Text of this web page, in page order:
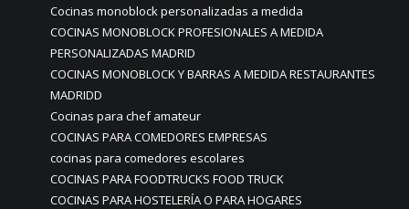
Cocinas monoblock personalizadas a medida
COCINAS MONOBLOCK PROFESIONALES A MEDIDA
PERSONALIZADAS MADRID
COCINAS MONOBLOCK Y BARRAS A MEDIDA RESTAURANTES
MADRIDD
Cocinas para chef amateur
COCINAS PARA COMEDORES EMPRESAS
cocinas para comedores escolares
COCINAS PARA FOODTRUCKS FOOD TRUCK
COCINAS PARA HOSTELERÍA O PARA HOGARES